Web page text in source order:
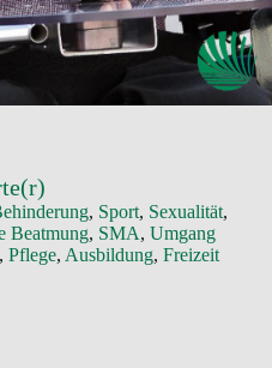
, Sport, Sexualität
Beatmung, SMA, Umgang
, Pflege, Ausbildung, Freizeit